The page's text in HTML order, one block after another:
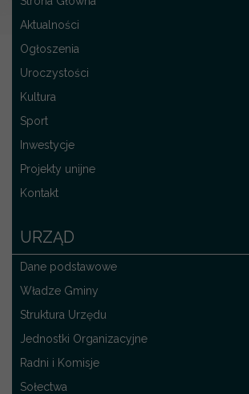
Aktualności
Ogłoszenia
Uroczystości
Kultura
Sport
Inwestycje
Projekty unijne
Kontakt
URZĄD
Dane podstawowe
Władze Gminy
Struktura Urzędu
Jednostki Organizacyjne
Radni i Komisje
Sołectwa